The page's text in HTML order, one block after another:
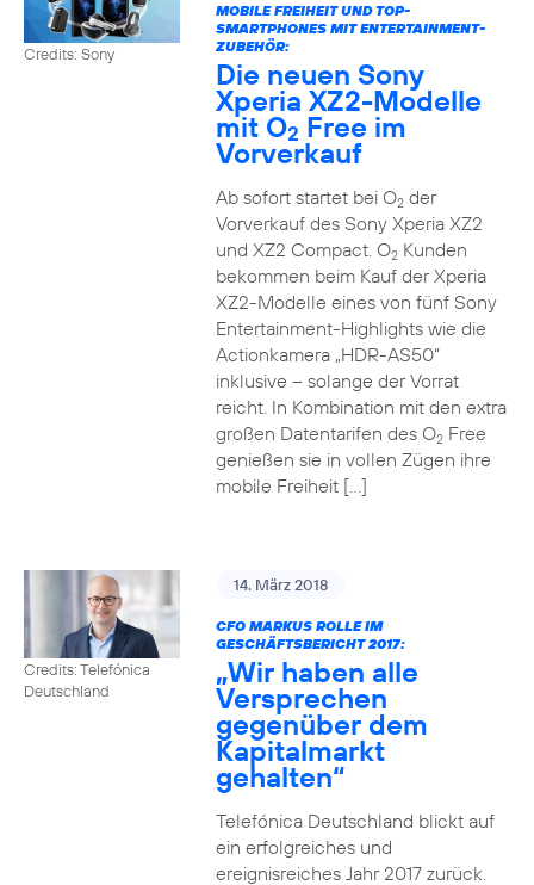
Credits: Sony
MOBILE FREIHEIT UND TOP-
SMARTPHONES MIT ENTERTAINMENT-
ZUBEHÖR:
Die neuen Sony
Xperia XZ2-Modelle
mit O2 Free im
Vorverkauf
Ab sofort startet bei O2der
Vorverkauf des Sony Xperia XZ2
und XZ2 Compact. O2Kunden
bekommen beim Kauf der Xperia
XZ2-Modelle eines von fünf Sony
Entertainment-Highlights wie die
Actionkamera „HDR-AS50“
inklusive – solange der Vorrat
reicht. In Kombination mit den extra
großen Datentarifen des O2Free
genießen sie in vollen Zügen ihre
mobile Freiheit […]
Credits: Telefónica
Deutschland
14. März 2018
CFO MARKUS ROLLE IM
GESCHÄFTSBERICHT 2017:
„Wir haben alle
Versprechen
gegenüber dem
Kapitalmarkt
gehalten“
Telefónica Deutschland blickt auf
ein erfolgreiches und
ereignisreiches Jahr 2017 zurück.